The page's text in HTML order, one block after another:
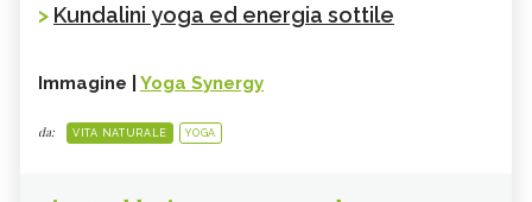
> Kundalini yoga ed energia sottile
Immagine | Yoga Synergy
da: VITA NATURALE YOGA